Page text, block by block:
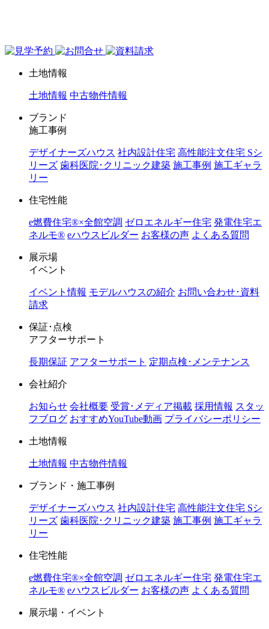
土地情報
土地情報 中古物件情報
ブランド
施工事例
デザイナーズハウス 社内設計住宅 高性能注文住宅 Sシ
リーズ 歯科医院･クリニック建築 施工事例 施工ギャラ
リー
住宅性能
e燃費住宅®︎×全館空調 ゼロエネルギー住宅 発電住宅エ
ネルモ®︎ eハウスビルダー お客様の声 よくある質問
展示場
イベント
イベント情報 モデルハウスの紹介 お問い合わせ･資料
請求
保証･点検
アフターサポート
長期保証 アフターサポート 定期点検･メンテナンス
会社紹介
お知らせ 会社概要 受賞･メディア掲載 採用情報 スタッ
フブログ おすすめYouTube動画 プライバシーポリシー
土地情報
土地情報 中古物件情報
ブランド・施工事例
デザイナーズハウス 社内設計住宅 高性能注文住宅 Sシ
リーズ 歯科医院･クリニック建築 施工事例 施工ギャラ
リー
住宅性能
e燃費住宅®︎×全館空調 ゼロエネルギー住宅 発電住宅エ
ネルモ®︎ eハウスビルダー お客様の声 よくある質問
展示場・イベント